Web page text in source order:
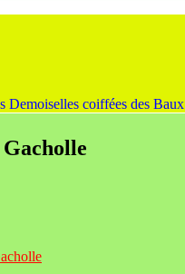
Demoiselles coiffées des Baux